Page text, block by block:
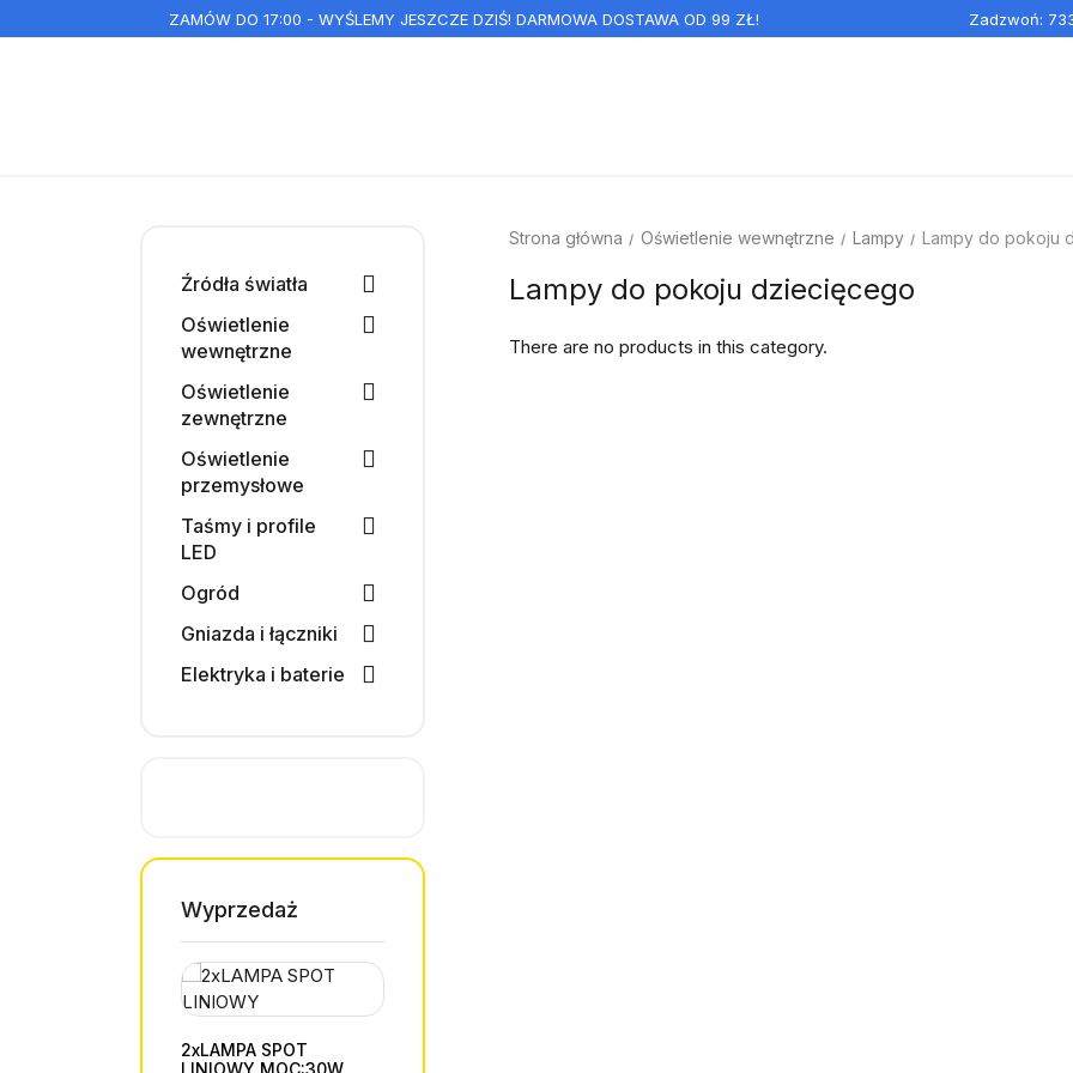
ZAMÓW DO 17:00 - WYŚLEMY JESZCZE DZIŚ! DARMOWA DOSTAWA OD 99 ZŁ! Zadzwoń:
Źródła światła
Oświetlenie
wewnętrzne
Oświetlenie
zewnętrzne
Oświetlenie
przemysłowe
Taśmy i profile
LED
Ogród
Gniazda i łączniki
Elektryka i baterie
Wyprzedaż
2xLAMPA SPOT
LINIOWY MOC:30W
Strona główna Oświetlenie wewnętrzne Lampy Lampy do pokoju
Lampy do pokoju dziecięcego
There are no products in this category.